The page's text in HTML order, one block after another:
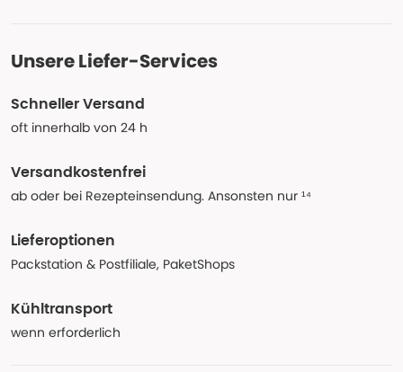
Unsere Liefer-Services
Schneller Versand
oft innerhalb von 24 h
Versandkostenfrei
ab oder bei Rezepteinsendung. Ansonsten nur ¹⁴
Lieferoptionen
Packstation & Postfiliale, PaketShops
Kühltransport
wenn erforderlich